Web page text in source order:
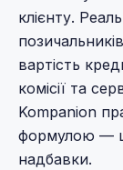
клієнту.
вартість
комісії та
Kompanion
формулою —
надбавки.